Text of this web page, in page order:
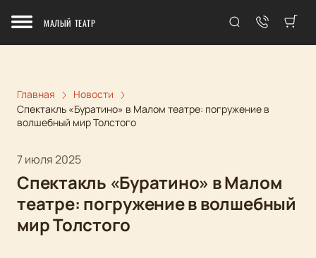
МАЛЫЙ ТЕАТР
Главная
Новости
Спектакль «Буратино» в Малом театре: погружение в
волшебный мир Толстого
7 июля 2025
Спектакль «Буратино» в Малом
театре: погружение в волшебный
мир Толстого